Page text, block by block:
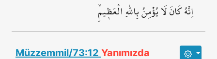
اِنَّهُ كَانَ لَا يُؤْمِنُ بِاللّٰهِ الْعَظ۪يمِۙ
Müzzemmil/73:12 Yanımızda